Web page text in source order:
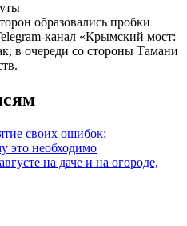
образовались пробки
канал «Крымский мост:
в очереди со стороны Тамани
своих ошибок:
это необходимо
на даче и на огороде,